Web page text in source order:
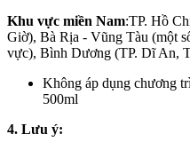
Khu vực miền Nam:TP. Hồ
Giờ), Bà Rịa - Vũng Tàu (một
vực), Bình Dương (TP. Dĩ An,
Không áp dụng chương
500ml
4. Lưu ý: